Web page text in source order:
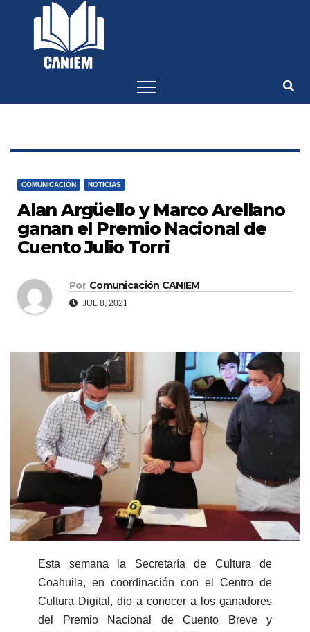
COMUNICACIÓN NOTICIAS
Alan Argüello y Marco Arellano
ganan el Premio Nacional de
Cuento Julio Torri
Por Comunicación CANIEM
JUL 8, 2021
Esta semana la Secretaría de Cultura de
Coahuila, en coordinación con el Centro de
Cultura Digital, dio a conocer a los ganadores
del Premio Nacional de Cuento Breve y